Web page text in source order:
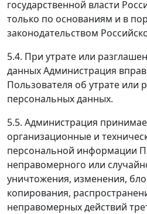
государственной власти
только по основаниям и в
законодательством
5.4. При утрате или
данных Администрация
Пользователя об утрате или
персональных данных.
5.5. Администрация
организационные и
персональной информации
неправомерного или
уничтожения, изменения,
копирования,
неправомерных действий